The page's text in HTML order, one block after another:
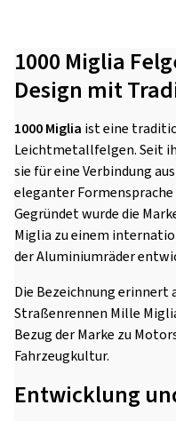
1000 Miglia
Design mit
1000 Miglia ist eine
Leichtmetallfelgen. Seit
sie für eine Verbindung
eleganter
Gegründet wurde die
Miglia zu einem
der Aluminiumräder
Die Bezeichnung erinnert
Straßenrennen Mille
Bezug der Marke zu
Fahrzeugkultur.
Entwicklung